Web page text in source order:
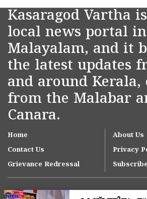
Kasaragod Vartha
local news portal in
Malayalam, and it
the latest updates
and around Kerala,
from the Malabar
Canara.
Home
About Us
Contact Us
Privacy
Grievance Redressal
Subscribe